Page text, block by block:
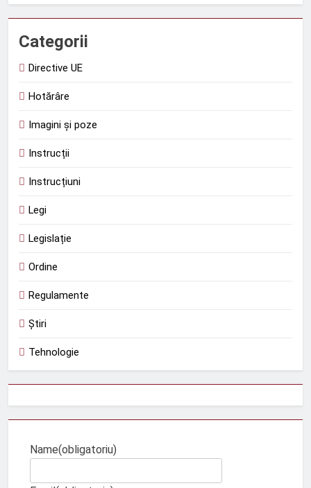
Categorii
Directive UE
Hotărâre
Imagini și poze
Instrucții
Instrucțiuni
Legi
Legislație
Ordine
Regulamente
Știri
Tehnologie
Name(obligatoriu)